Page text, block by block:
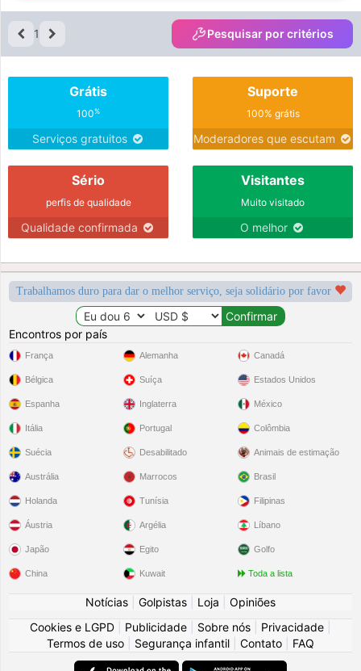
1 Pesquisar por critérios
Grátis
100%
Serviços gratuitos
Suporte
100% grátis
Moderadores que escutam
Sério
perfis de qualidade
Qualidade confirmada
Visitantes
Muito visitado
O melhor
Trabalhamos duro para dar o melhor serviço, seja solidário por favor
Encontros por país
França
Bélgica
Espanha
Itália
Suécia
Alemanha
Suíça
Inglaterra
Portugal
Desabilitado
Canadá
Estados Unidos
México
Colômbia
Animais de estimação
Austrália
Holanda
Áustria
Japão
China
Marrocos
Tunísia
Argélia
Egito
Kuwait
Brasil
Filipinas
Líbano
Golfo
Toda a lista
Notícias Golpistas Loja
Opiniões
Cookies e LGPD
Publicidade Sobre nós Privacidade
Termos de uso
Segurança infantil Contato FAQ